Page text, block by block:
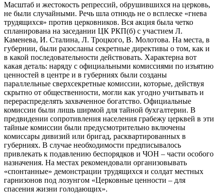
Масштаб и жестокость репрессий, обрушившихся на церковь,
не были случайными. Речь шла отнюдь не о всплеске «гнева
трудящихся» против церковников. Вся акция была четко
спланирована на заседании ЦК РКП(б) с участием Л.
Каменева, И. Сталина, Л. Троцкого, В. Молотова. На места, в
губернии, были разосланы секретные директивы о том, как и
в какой последовательности действовать. Характерна вот
какая деталь: наряду с официальными комиссиями по изъятию
ценностей в центре и в губерниях были созданы
параллельные сверхсекретные комиссии, которые, действуя
скрытно от общественности, могли как угодно учитывать и
перераспределять захваченное богатство. Официальные
комиссии были лишь ширмой для тайной бухгалтерии. В
предвидении сопротивления населения грабежу церквей в эти
тайные комиссии были предусмотрительно включены
комиссары дивизий или бригад, расквартированных в
губерниях. В случае необходимости предписывалось
привлекать к подавлению беспорядков и ЧОН – части особого
назначения. На местах рекомендовали организовывать
«спонтанные» демонстрации трудящихся и солдат местных
гарнизонов под лозунгом «Церковные ценности – для
спасения жизни голодающих».